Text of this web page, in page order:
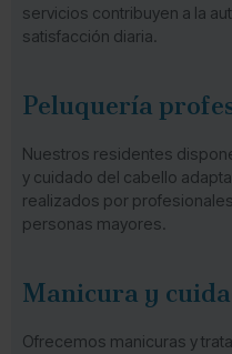
servicios contribuyen a la
satisfacción diaria.
Peluquería
Nuestros residentes
y cuidado del cabello
realizados por
personas mayores.
Manicura y
Ofrecemos manicuras y